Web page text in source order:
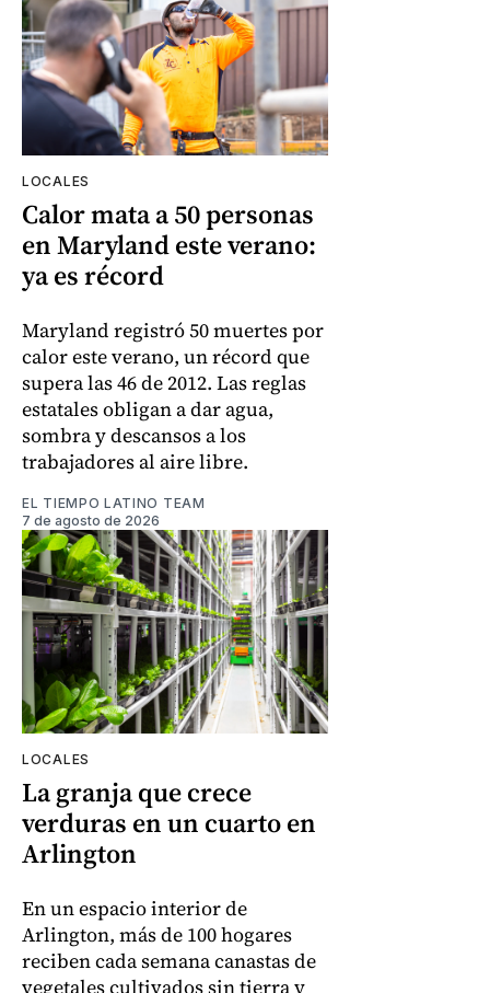
LOCALES
Calor mata a 50 personas
en Maryland este verano:
ya es récord
Maryland registró 50 muertes por
calor este verano, un récord que
supera las 46 de 2012. Las reglas
estatales obligan a dar agua,
sombra y descansos a los
trabajadores al aire libre.
EL TIEMPO LATINO TEAM
7 de agosto de 2026
LOCALES
La granja que crece
verduras en un cuarto en
Arlington
En un espacio interior de
Arlington, más de 100 hogares
reciben cada semana canastas de
vegetales cultivados sin tierra y